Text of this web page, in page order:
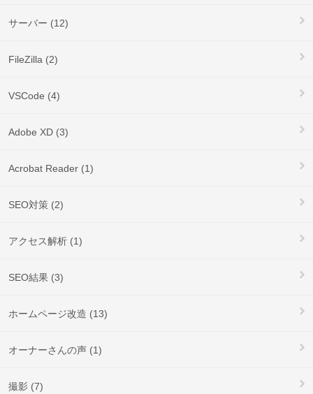
サーバー (12)
FileZilla (2)
VSCode (4)
Adobe XD (3)
Acrobat Reader (1)
SEO対策 (2)
アクセス解析 (1)
SEO結果 (3)
ホームページ改造 (13)
オーナーさんの声 (1)
撮影 (7)